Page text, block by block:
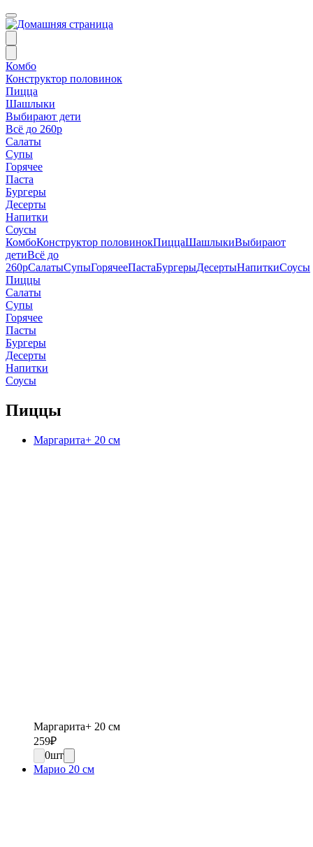
Комбо
Конструктор половинок
Пицца
Шашлыки
Выбирают дети
Всё до 260р
Салаты
Супы
Горячее
Паста
Бургеры
Десерты
Напитки
Соусы
КомбоКонструктор половинокПиццаШашлыкиВыбирают
детиВсё до
260рСалатыСупыГорячееПастаБургерыДесертыНапиткиСоусы
Пиццы
Салаты
Супы
Горячее
Пасты
Бургеры
Десерты
Напитки
Соусы
Пиццы
Маргарита+ 20 см
Маргарита+ 20 см
259₽
0шт
Марио 20 см